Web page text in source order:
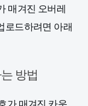
매겨진 오버레
로드하려면 아래
방법